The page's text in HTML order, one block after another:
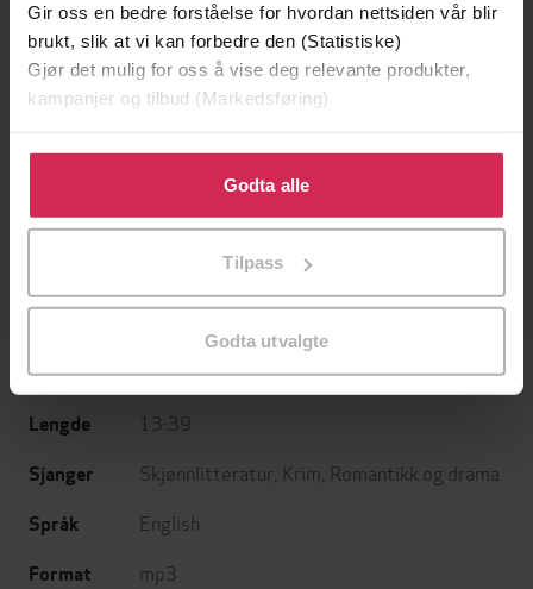
Gir oss en bedre forståelse for hvordan nettsiden vår blir
brukt, slik at vi kan forbedre den (Statistiske)
Gjør det mulig for oss å vise deg relevante produkter,
kampanjer og tilbud (Markedsføring)
Klikk på «Godta alle» for å gi oss ditt samtykke til å
bruke cookies for alle disse formålene. Du kan også
tilpasse ditt samtykke til spesifikke formål ved å klikke
Godta alle
Tilpass
Godta utvalgte
EBOK EBOK
Utgitt 20.10.2016
Lengde 13:39
Sjanger Skjønnlitteratur Krim Romantikk og drama
Språk English
Format mp3